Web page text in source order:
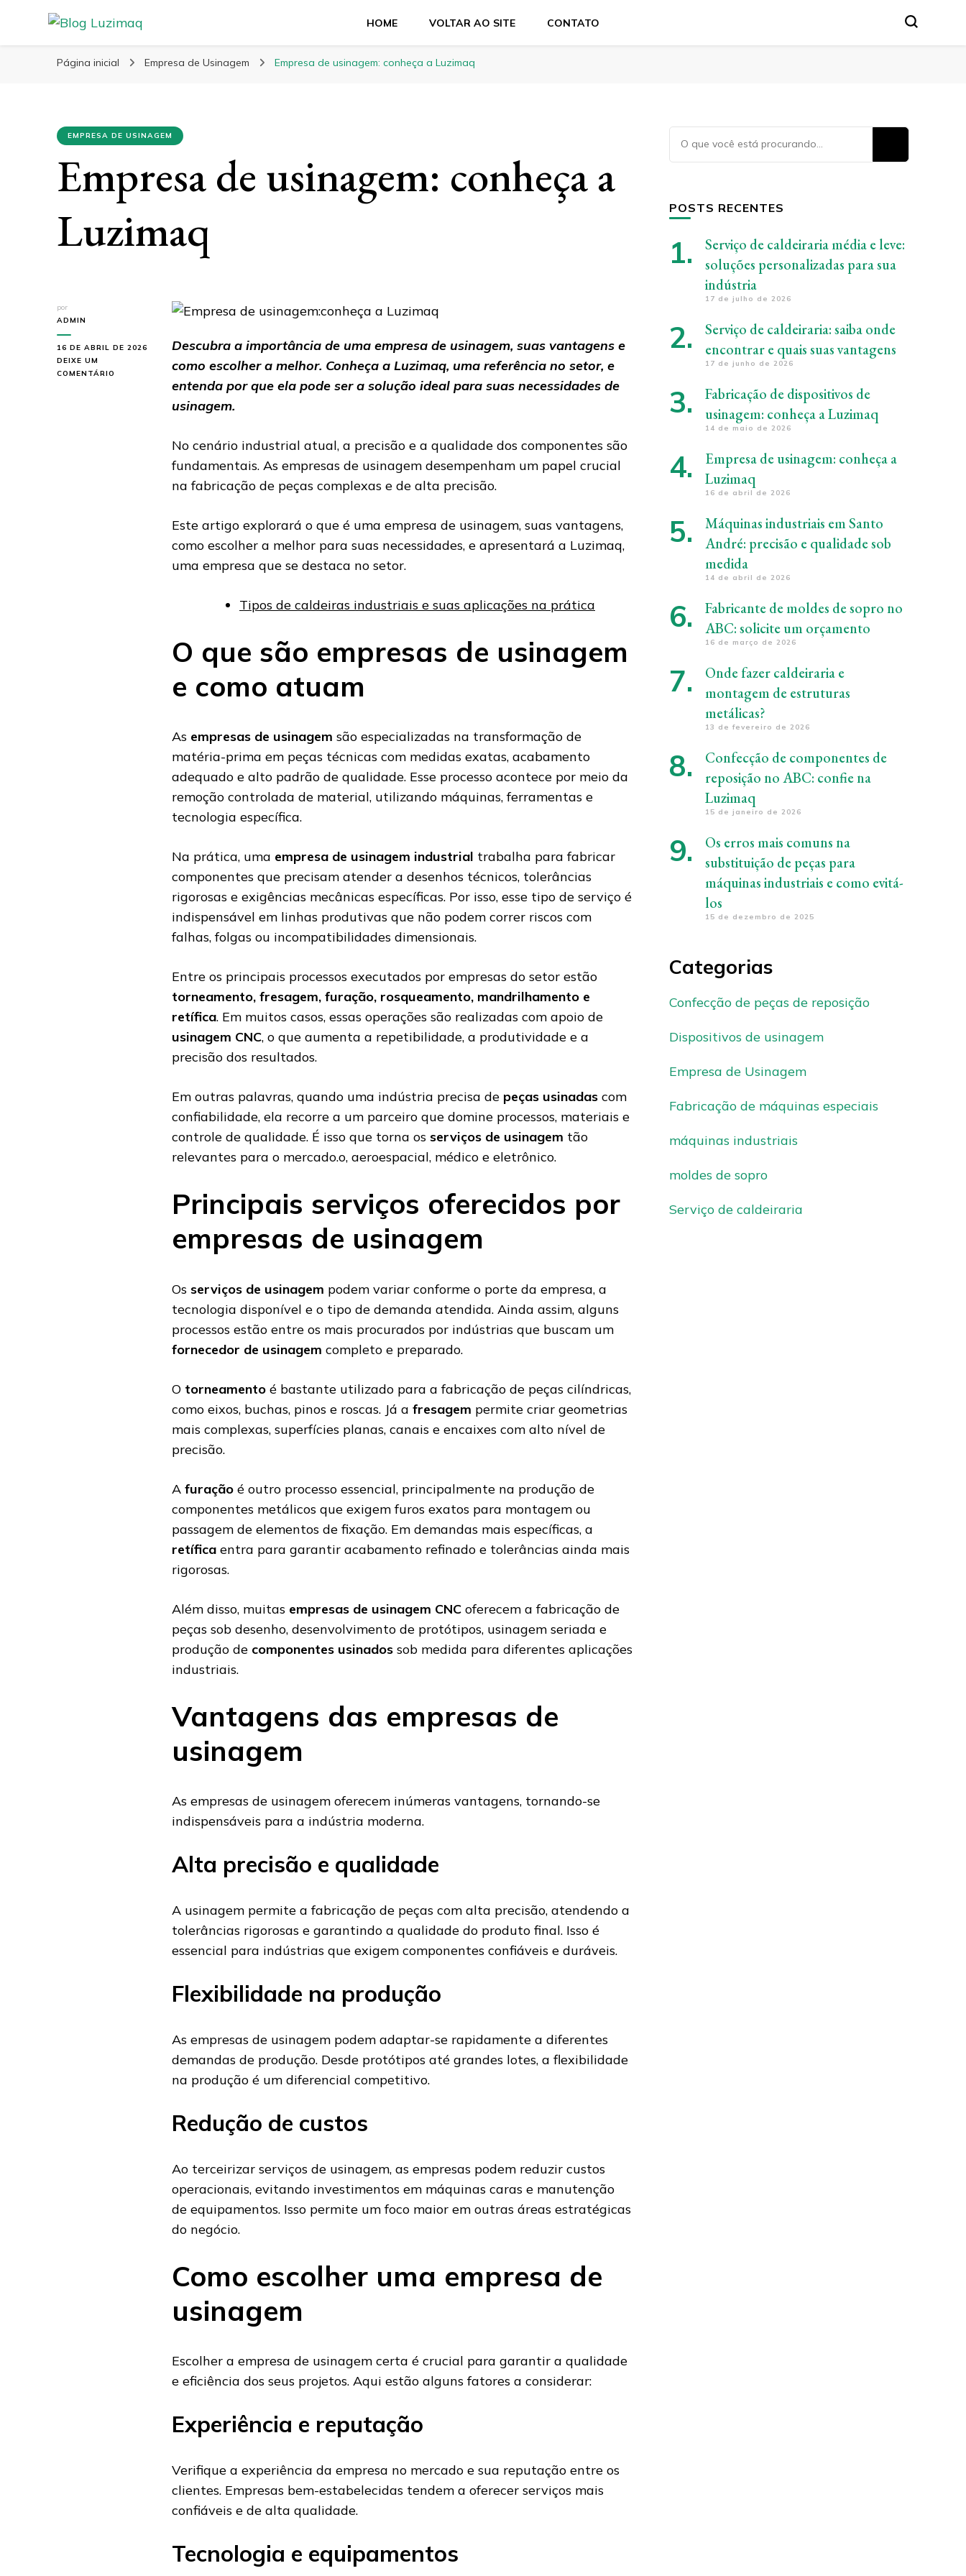
Blog Luzimaq
HOME VOLTAR AO SITE CONTATO
Página inicial Empresa de Usinagem Empresa de usinagem: conheça a Luzimaq
EMPRESA DE USINAGEM
Empresa de usinagem: conheça a
Luzimaq
por
ADMIN
16 DE ABRIL DE 2026
DEIXE UM
COMENTÁRIO
Descubra a importância de uma empresa de usinagem, suas vantagens e
como escolher a melhor. Conheça a Luzimaq, uma referência no setor, e
entenda por que ela pode ser a solução ideal para suas necessidades de
usinagem.
No cenário industrial atual, a precisão e a qualidade dos componentes são
fundamentais. As empresas de usinagem desempenham um papel crucial
na fabricação de peças complexas e de alta precisão.
Este artigo explorará o que é uma empresa de usinagem, suas vantagens,
como escolher a melhor para suas necessidades, e apresentará a Luzimaq,
uma empresa que se destaca no setor.
Tipos de caldeiras industriais e suas aplicações na prática
O que são empresas de usinagem
e como atuam
As empresas de usinagem são especializadas na transformação de
matéria-prima em peças técnicas com medidas exatas, acabamento
adequado e alto padrão de qualidade. Esse processo acontece por meio da
remoção controlada de material, utilizando máquinas, ferramentas e
tecnologia específica.
Na prática, uma empresa de usinagem industrial trabalha para fabricar
componentes que precisam atender a desenhos técnicos, tolerâncias
rigorosas e exigências mecânicas específicas. Por isso, esse tipo de serviço é
indispensável em linhas produtivas que não podem correr riscos com
falhas, folgas ou incompatibilidades dimensionais.
Entre os principais processos executados por empresas do setor estão
torneamento, fresagem, furação, rosqueamento, mandrilhamento e
retífica. Em muitos casos, essas operações são realizadas com apoio de
usinagem CNC, o que aumenta a repetibilidade, a produtividade e a
precisão dos resultados.
Em outras palavras, quando uma indústria precisa de peças usinadas com
confiabilidade, ela recorre a um parceiro que domine processos, materiais e
controle de qualidade. É isso que torna os serviços de usinagem tão
relevantes para o mercado.o, aeroespacial, médico e eletrônico.
Principais serviços oferecidos por
empresas de usinagem
Os serviços de usinagem podem variar conforme o porte da empresa, a
tecnologia disponível e o tipo de demanda atendida. Ainda assim, alguns
processos estão entre os mais procurados por indústrias que buscam um
fornecedor de usinagem completo e preparado.
O torneamento é bastante utilizado para a fabricação de peças cilíndricas,
como eixos, buchas, pinos e roscas. Já a fresagem permite criar geometrias
mais complexas, superfícies planas, canais e encaixes com alto nível de
precisão.
A furação é outro processo essencial, principalmente na produção de
componentes metálicos que exigem furos exatos para montagem ou
passagem de elementos de fixação. Em demandas mais específicas, a
retífica entra para garantir acabamento refinado e tolerâncias ainda mais
rigorosas.
Além disso, muitas empresas de usinagem CNC oferecem a fabricação de
peças sob desenho, desenvolvimento de protótipos, usinagem seriada e
produção de componentes usinados sob medida para diferentes aplicações
industriais.
Vantagens das empresas de
usinagem
As empresas de usinagem oferecem inúmeras vantagens, tornando-se
indispensáveis para a indústria moderna.
Alta precisão e qualidade
A usinagem permite a fabricação de peças com alta precisão, atendendo a
tolerâncias rigorosas e garantindo a qualidade do produto final. Isso é
essencial para indústrias que exigem componentes confiáveis e duráveis.
Flexibilidade na produção
As empresas de usinagem podem adaptar-se rapidamente a diferentes
demandas de produção. Desde protótipos até grandes lotes, a flexibilidade
na produção é um diferencial competitivo.
Redução de custos
Ao terceirizar serviços de usinagem, as empresas podem reduzir custos
operacionais, evitando investimentos em máquinas caras e manutenção
de equipamentos. Isso permite um foco maior em outras áreas estratégicas
do negócio.
Como escolher uma empresa de
usinagem
Escolher a empresa de usinagem certa é crucial para garantir a qualidade
e eficiência dos seus projetos. Aqui estão alguns fatores a considerar:
Experiência e reputação
Verifique a experiência da empresa no mercado e sua reputação entre os
clientes. Empresas bem-estabelecidas tendem a oferecer serviços mais
confiáveis e de alta qualidade.
Tecnologia e equipamentos
Procurando
algo?
POSTS RECENTES
Serviço de caldeiraria média e leve:
soluções personalizadas para sua
indústria
17 de julho de 2026
Serviço de caldeiraria: saiba onde
encontrar e quais suas vantagens
17 de junho de 2026
Fabricação de dispositivos de
usinagem: conheça a Luzimaq
14 de maio de 2026
Empresa de usinagem: conheça a
Luzimaq
16 de abril de 2026
Máquinas industriais em Santo
André: precisão e qualidade sob
medida
14 de abril de 2026
Fabricante de moldes de sopro no
ABC: solicite um orçamento
16 de março de 2026
Onde fazer caldeiraria e
montagem de estruturas
metálicas?
13 de fevereiro de 2026
Confecção de componentes de
reposição no ABC: confie na
Luzimaq
15 de janeiro de 2026
Os erros mais comuns na
substituição de peças para
máquinas industriais e como evitá-
los
15 de dezembro de 2025
Categorias
Confecção de peças de reposição
Dispositivos de usinagem
Empresa de Usinagem
Fabricação de máquinas especiais
máquinas industriais
moldes de sopro
Serviço de caldeiraria